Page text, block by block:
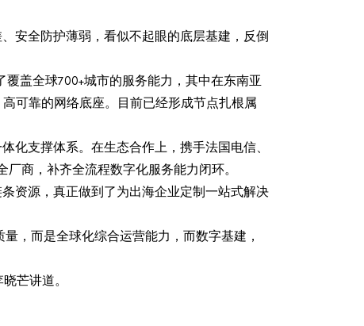
安全防护薄弱，看似不起眼的底层基建，反倒
盖全球700+城市的服务能力，其中在东南亚
可靠的网络底座。目前已经形成节点扎根属
化支撑体系。在生态合作上，携手法国电信、
商，补齐全流程数字化服务能力闭环。
资源，真正做到了为出海企业定制一站式解决
，而是全球化综合运营能力，而数字基建，
芒讲道。